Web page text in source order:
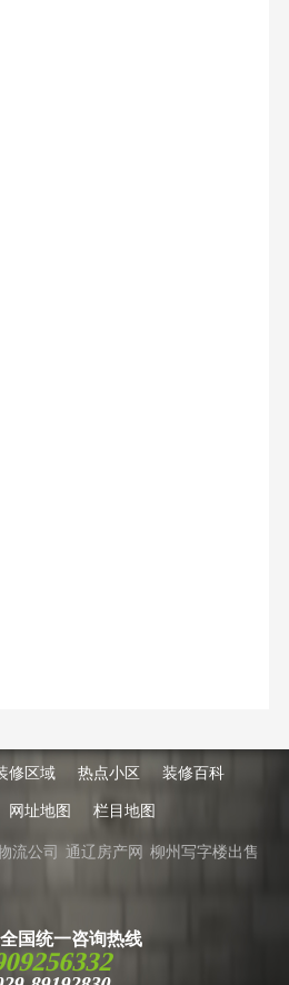
修区域 热点小区 装修百科
网址地图 栏目地图
流公司 通辽房产网 柳州写字楼出售
全国统一咨询热线